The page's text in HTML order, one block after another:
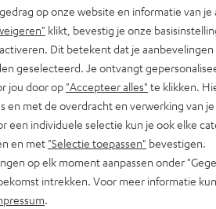
RADIO 3SIXTY en het
op onze website en informatie van je
klikt, bevestig je onze
Dit betekent dat je
geselecteerd. Je ontvangt
jou door op "Accepteer alles" te klikken.
en met de overdracht en verwerking van
een individuele selectie kun je ook elke
en met "Selectie toepassen" bevestigen.
op elk moment aanpassen onder
intrekken. Voor meer informatie
.